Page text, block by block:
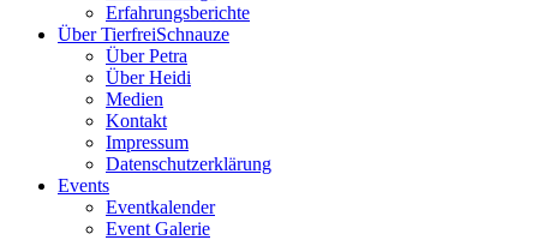
Erfahrungsberichte
Über TierfreiSchnauze
Über Petra
Über Heidi
Medien
Kontakt
Impressum
Datenschutzerklärung
Events
Eventkalender
Event Galerie